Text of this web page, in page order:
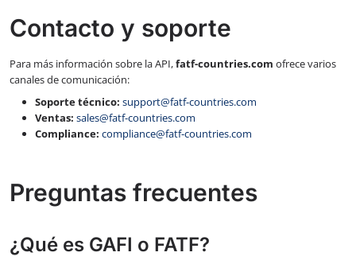
Contacto y soporte
Para más información sobre la API,fatf-countries.com ofrece varios
canales de comunicación:
Soporte técnico: support@fatf-countries.com
Ventas: sales@fatf-countries.com
Compliance: compliance@fatf-countries.com
Preguntas frecuentes
¿Qué es GAFI o FATF?